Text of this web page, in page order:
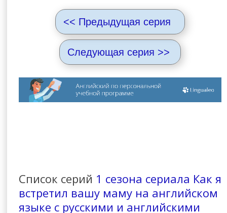
<< Предыдущая серия
Следующая серия >>
Список серий 1 сезона сериала Как я
встретил вашу маму на английском
языке с русскими и английскими